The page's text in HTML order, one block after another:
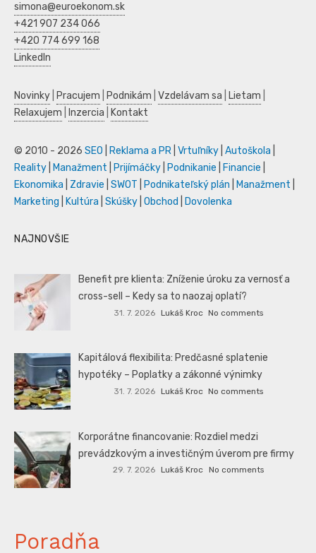
simona@euroekonom.sk
+421 907 234 066
+420 774 699 168
LinkedIn
Novinky Pracujem Podnikám Vzdelávam sa Lietam
Relaxujem
Inzercia Kontakt
© 2010 - 2026 SEO Reklama a PR Vrtuľníky Autoškola
Reality
Manažment Prijímáčky Podnikanie Financie
Ekonomika
Zdravie SWOT Podnikateľský plán Manažment
Marketing
Kultúra Skúšky Obchod Dovolenka
NAJNOVŠIE
Benefit pre klienta: Zníženie úroku za vernosť a
cross-sell – Kedy sa to naozaj oplatí?
31. 7. 2026 Lukáš Kroc No comments
Kapitálová flexibilita: Predčasné splatenie
hypotéky – Poplatky a zákonné výnimky
31. 7. 2026 Lukáš Kroc No comments
Korporátne financovanie: Rozdiel medzi
prevádzkovým a investičným úverom pre firmy
29. 7. 2026 Lukáš Kroc No comments
Poradňa